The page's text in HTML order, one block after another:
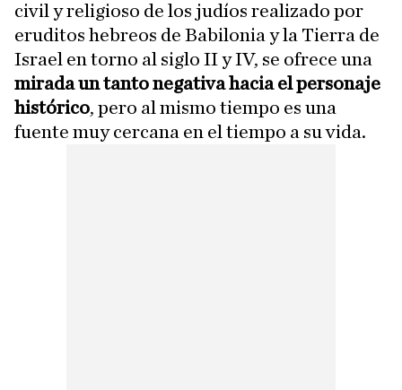
civil y religioso de los judíos realizado por
eruditos hebreos de Babilonia y la Tierra de
Israel en torno al siglo II y IV, se ofrece una
mirada un tanto negativa hacia el personaje
histórico, pero al mismo tiempo es una
fuente muy cercana en el tiempo a su vida.